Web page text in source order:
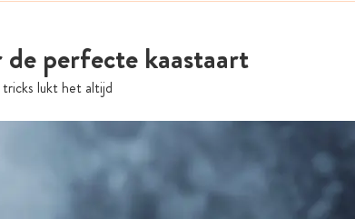
de perfecte kaastaart
lukt het altijd